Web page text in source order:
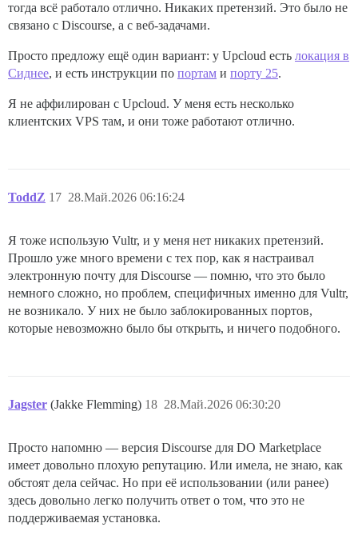
тогда всё работало отлично. Никаких претензий. Это было не
связано с Discourse, а с веб-задачами.
Просто предложу ещё один вариант: у Upcloud есть локация в
Сиднее, и есть инструкции по портам и порту 25.
Я не аффилирован с Upcloud. У меня есть несколько
клиентских VPS там, и они тоже работают отлично.
ToddZ 28.Май.2026 06:16:24
17
Я тоже использую Vultr, и у меня нет никаких претензий.
Прошло уже много времени с тех пор, как я настраивал
электронную почту для Discourse — помню, что это было
немного сложно, но проблем, специфичных именно для Vultr,
не возникало. У них не было заблокированных портов,
которые невозможно было бы открыть, и ничего подобного.
Jagster (Jakke Flemming) 28.Май.2026 06:30:20
18
Просто напомню — версия Discourse для DO Marketplace
имеет довольно плохую репутацию. Или имела, не знаю, как
обстоят дела сейчас. Но при её использовании (или ранее)
здесь довольно легко получить ответ о том, что это не
поддерживаемая установка.